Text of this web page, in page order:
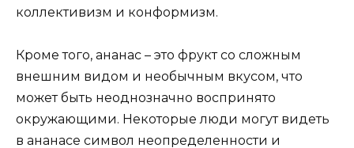
коллективизм и конформизм.
Кроме того, ананас – это фрукт со сложным
внешним видом и необычным вкусом, что
может быть неоднозначно воспринято
окружающими. Некоторые люди могут видеть
в ананасе символ неопределенности и